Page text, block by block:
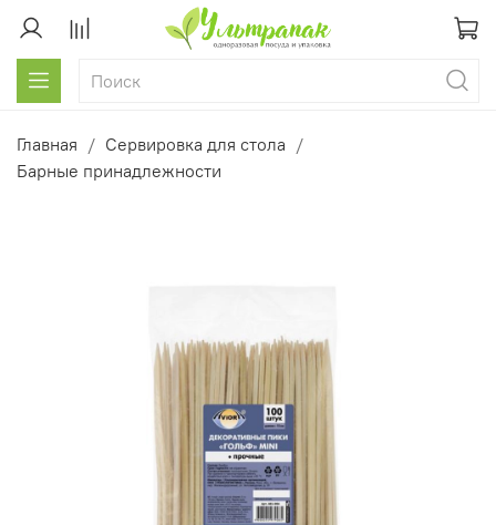
Главная
Сервировка для стола
Барные принадлежности